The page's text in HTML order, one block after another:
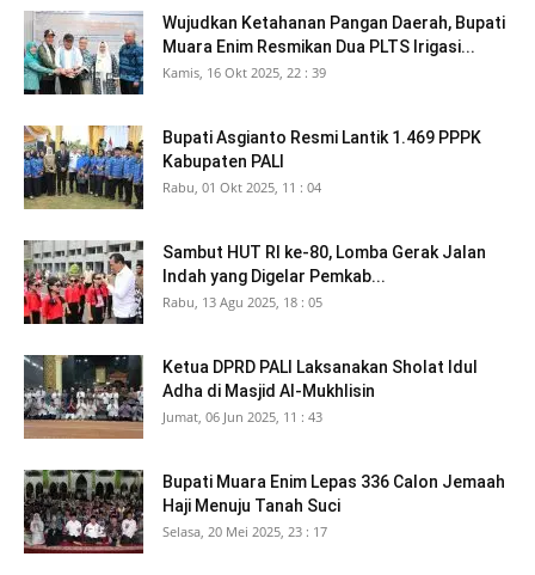
Wujudkan Ketahanan Pangan Daerah, Bupati
Muara Enim Resmikan Dua PLTS Irigasi...
Kamis, 16 Okt 2025, 22 : 39
Bupati Asgianto Resmi Lantik 1.469 PPPK
Kabupaten PALI
Rabu, 01 Okt 2025, 11 : 04
Sambut HUT RI ke-80, Lomba Gerak Jalan
Indah yang Digelar Pemkab...
Rabu, 13 Agu 2025, 18 : 05
Ketua DPRD PALI Laksanakan Sholat Idul
Adha di Masjid Al-Mukhlisin
Jumat, 06 Jun 2025, 11 : 43
Bupati Muara Enim Lepas 336 Calon Jemaah
Haji Menuju Tanah Suci
Selasa, 20 Mei 2025, 23 : 17